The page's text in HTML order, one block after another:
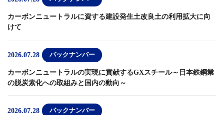
カーボンニュートラルに資する建設発生土改良土の利用拡大に向
けて
2026.07.28 バックナンバー
カーボンニュートラルの実現に貢献するGXスチール～日本鉄鋼業
の脱炭素化への取組みと国内の動向～
2026.07.28 バックナンバー